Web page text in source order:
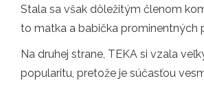
Stala sa však dôležitým členom
to matka a babička prominentných
Na druhej strane, TEKA si vzala
popularitu, pretože je súčasťou